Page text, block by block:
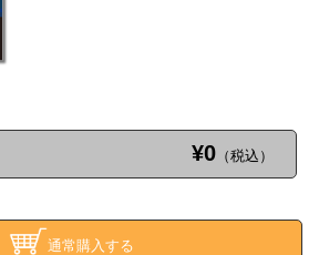
¥0 （税込）
通常購入する